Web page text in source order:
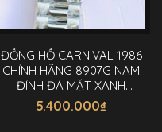
ĐỒNG HỒ CARNIVAL 1986
CHÍNH HÃNG 8907G NAM
ĐÍNH ĐÁ MẶT XANH
40MM
5.400.000₫